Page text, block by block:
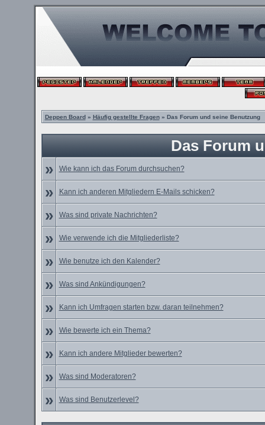
Deppen Board» Häufig gestellte Fragen» Das Forum und seine Benutzung
Das Forum
»
Wie kann ich das Forum durchsuchen?
» Kann ich anderen Mitgliedern E-Mails schicken?
» Was sind private Nachrichten?
» Wie verwende ich die Mitgliederliste?
» Wie benutze ich den Kalender?
» Was sind Ankündigungen?
» Kann ich Umfragen starten bzw. daran teilnehmen?
» Wie bewerte ich ein Thema?
» Kann ich andere Mitglieder bewerten?
» Was sind Moderatoren?
» Was sind Benutzerlevel?